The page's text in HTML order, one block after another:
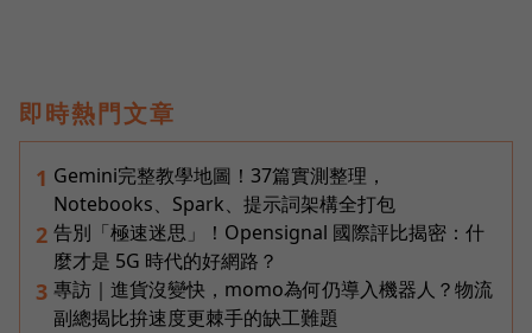
即時熱門文章
1 Gemini完整教學地圖！37篇實測整理，
Notebooks、Spark、提示詞架構全打包
2 告別「極速迷思」！Opensignal 國際評比揭密：什
麼才是 5G 時代的好網路？
3 專訪｜進貨沒變快，momo為何仍導入機器人？物流
副總揭比拚速度更棘手的缺工難題